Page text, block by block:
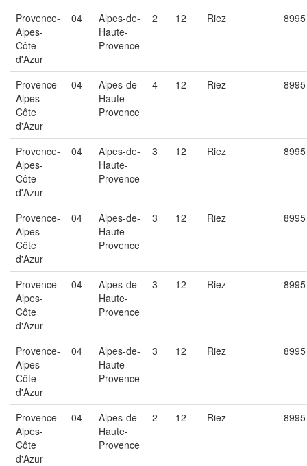
Provence-
Alpes-
Côte
d'Azur
04
Alpes-de-
Haute-
Provence
2 12 Riez 8995
Provence-
Alpes-
Côte
d'Azur
04
Alpes-de-
Haute-
Provence
4 12 Riez 8995
Provence-
Alpes-
Côte
d'Azur
04
Alpes-de-
Haute-
Provence
3 12 Riez 8995
Provence-
Alpes-
Côte
d'Azur
04
Alpes-de-
Haute-
Provence
3 12 Riez 8995
Provence-
Alpes-
Côte
d'Azur
04
Alpes-de-
Haute-
Provence
3 12 Riez 8995
Provence-
Alpes-
Côte
d'Azur
04
Alpes-de-
Haute-
Provence
3 12 Riez 8995
Provence-
Alpes-
Côte
d'Azur
04
Alpes-de-
Haute-
Provence
2 12 Riez 8995